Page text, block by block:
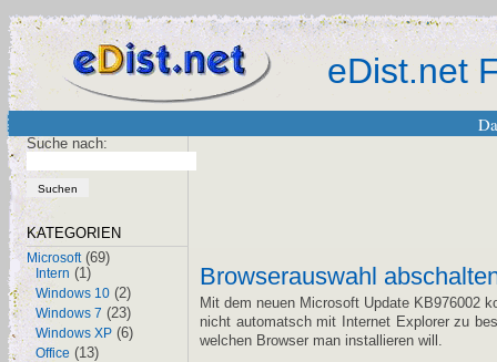
eDist.net
Suche nach:
KATEGORIEN
Microsoft(69)
Intern (1)
Windows 10 (2)
Windows 7 (23)
Windows XP (6)
Office (13)
Browserauswahl
Mit dem neuen Microsoft Update KB976002
nicht automatsch mit Internet Explorer zu
welchen Browser man installieren will.